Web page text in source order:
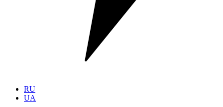
RU
UA